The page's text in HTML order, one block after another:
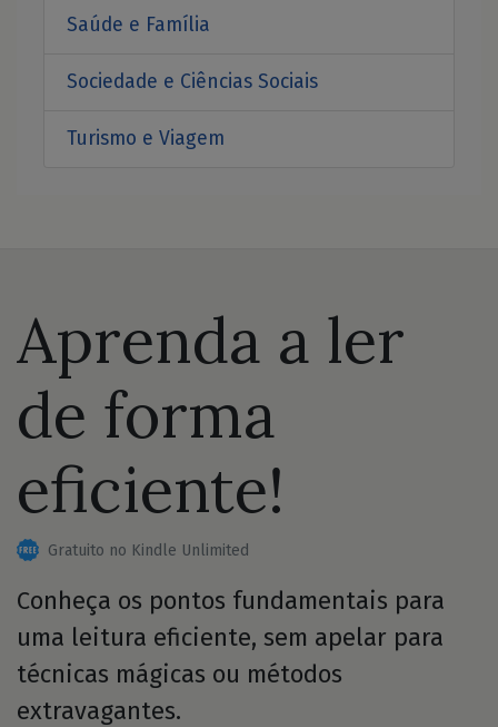
Saúde e Família
Sociedade e Ciências Sociais
Turismo e Viagem
Aprenda a ler
de forma
eficiente!
Gratuito no Kindle Unlimited
Conheça os pontos fundamentais para
uma leitura eficiente, sem apelar para
técnicas mágicas ou métodos
extravagantes.